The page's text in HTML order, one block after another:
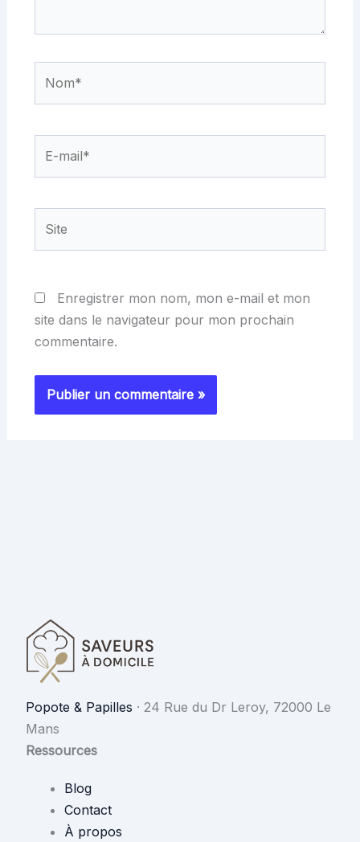
mail*
Enregistrer mon nom, mon e-mail et mon
site dans le navigateur pour mon prochain
commentaire.
Popote & Papilles · 24 Rue du Dr Leroy, 72000 Le
Mans
Ressources
Blog
Contact
À propos